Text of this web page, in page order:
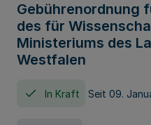
Gebührenordnung
des für
Ministeriums des
Westfalen
In Kraft Seit 09.